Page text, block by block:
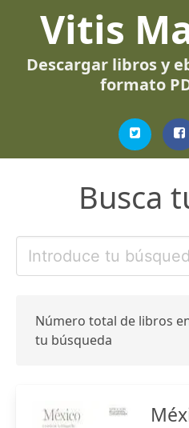
Vitis
Descargar libros y
formato
Busca
Número total de libros
tu búsqueda